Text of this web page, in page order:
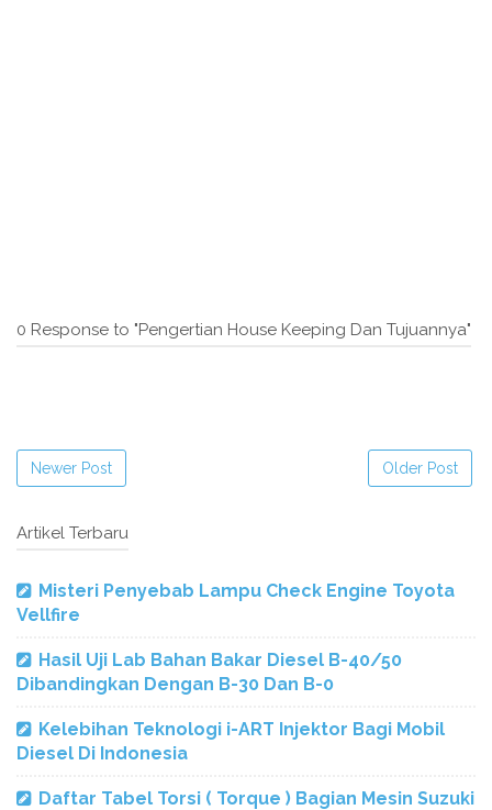
0 Response to "Pengertian House Keeping Dan Tujuannya"
Newer Post Older Post
Artikel Terbaru
Misteri Penyebab Lampu Check Engine Toyota
Vellfire
Hasil Uji Lab Bahan Bakar Diesel B-40/50
Dibandingkan Dengan B-30 Dan B-0
Kelebihan Teknologi i-ART Injektor Bagi Mobil
Diesel Di Indonesia
Daftar Tabel Torsi ( Torque ) Bagian Mesin Suzuki